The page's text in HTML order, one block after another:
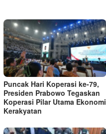
Puncak Hari Koperasi ke-79,
Presiden Prabowo Tegaskan
Koperasi Pilar Utama Ekonomi
Kerakyatan